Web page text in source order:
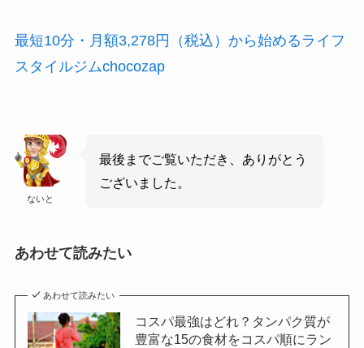
最短10分・月額3,278円（税込）から始めるライフ
スタイルジムchocozap
ないと
最後までご覧いただき、ありがとう
ございました。
あわせて読みたい
あわせて読みたい
コスパ最強はどれ？タンパク質が
豊富な15の食材をコスパ順にラン